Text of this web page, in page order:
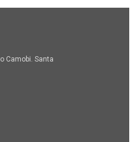
Camobi. Santa